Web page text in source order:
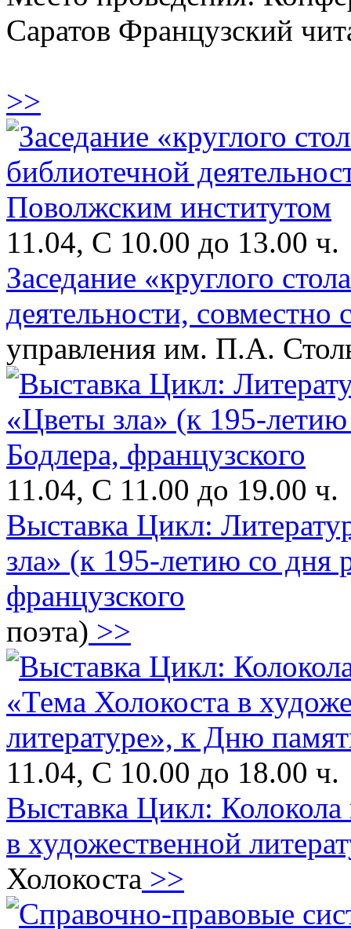
Саратов Французский
>>
11.04, С 10.00 до 13.00 ч.
Заседание «круглого
деятельности,
управления им. П.А.
11.04, С 11.00 до 19.00 ч.
Выставка Цикл:
зла» (к 195-летию со
французского
поэта) >>
11.04, С 10.00 до 18.00 ч.
Выставка Цикл:
в художественной
Холокоста >>